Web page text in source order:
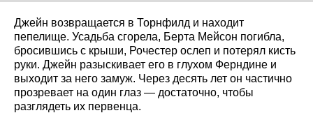
Джейн возвращается в Торнфилд и находит
пепелище. Усадьба сгорела, Берта Мейсон погибла,
бросившись с крыши, Рочестер ослеп и потерял кисть
руки. Джейн разыскивает его в глухом Ферндине и
выходит за него замуж. Через десять лет он частично
прозревает на один глаз — достаточно, чтобы
разглядеть их первенца.